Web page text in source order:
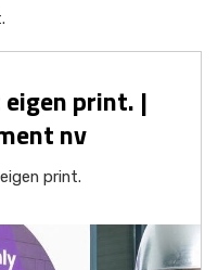
print. |
nv
print.